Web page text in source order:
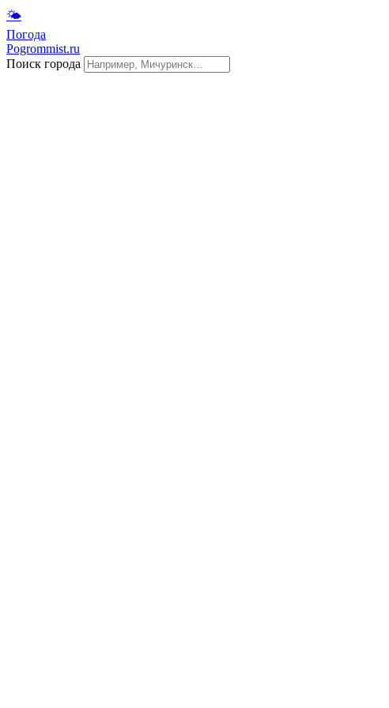
🌤
Погода
Pogrommist.ru
Поиск города